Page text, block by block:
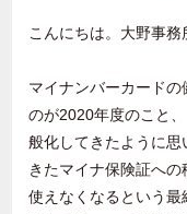
こんにちは。大野事務
マイナンバーカード
のが2020年度のこと
般化してきたように
きたマイナ保険証への
使えなくなるという